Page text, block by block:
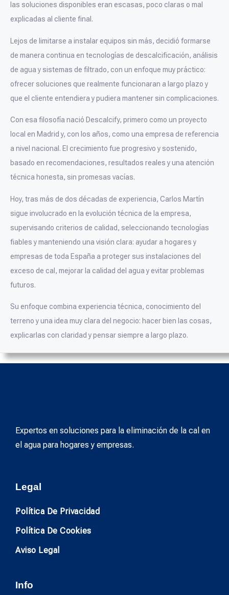
las soluciones disponibles eran escasas, poco claras o mal
explicadas al cliente final.
Lejos de limitarse a instalar equipos sin más, decidió formarse
de manera continua en tecnologías de descalcificación, análisis
de agua y sistemas de filtrado, con un enfoque muy práctico:
ofrecer soluciones que realmente funcionaran a largo plazo y
que el cliente entendiera y pudiera mantener sin complicaciones.
Con esa filosofía nació Descalcify, primero como un proyecto
local en Madrid y, con los años, como una empresa de referencia
a nivel nacional. El crecimiento fue progresivo y sostenido,
basado en recomendaciones, resultados reales y una atención
técnica honesta, sin promesas vacías.
Hoy, tras más de dos décadas de experiencia, Carlos Martín
sigue involucrado en la evolución técnica de la empresa,
supervisando criterios de calidad, seleccionando tecnologías
fiables y manteniendo una visión clara: ayudar a hogares y
empresas de toda España a proteger sus instalaciones del
exceso de cal, mejorar la calidad del agua y evitar problemas
futuros.
Su enfoque combina experiencia técnica, conocimiento del
terreno y una idea muy clara del negocio: hacer bien las cosas,
explicarlas con claridad y pensar siempre a largo plazo.
Expertos en soluciones para la eliminación de la cal en
el agua para hogares y empresas.
Legal
Política De Privacidad
Política De Cookies
Aviso Legal
Info